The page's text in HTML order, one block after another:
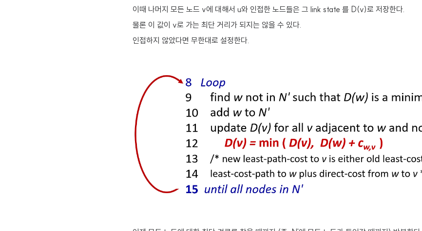
이때 나머지 모든 노드 v에 대해서 u와 인접한 노드들은 그 link state 를 D(v)로 저장한다.
물론 이 값이 v로 가는 최단 거리가 되지는 않을 수 있다.
인접하지 않았다면 무한대로 설정한다.